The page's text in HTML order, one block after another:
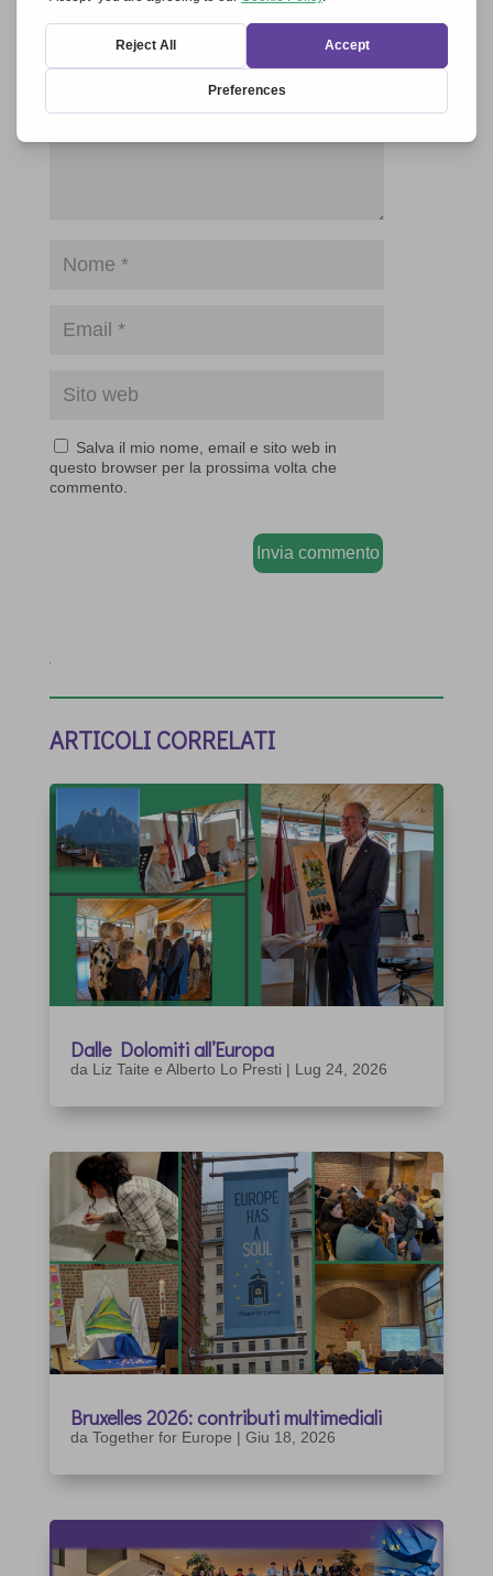
Salva il mio nome, email e sito web in
questo browser per la prossima volta che
commento.
Invia commento
ARTICOLI CORRELATI
Dalle Dolomiti all’Europa
da Liz Taite e Alberto Lo Presti | Lug 24, 2026
Bruxelles 2026: contributi multimediali
da Together for Europe | Giu 18, 2026